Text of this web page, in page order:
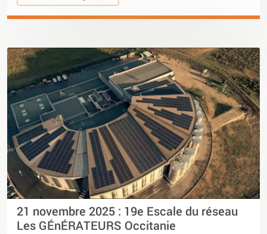
21 novembre 2025 : 19e Escale du réseau
Les GÉnÉRATEURS Occitanie